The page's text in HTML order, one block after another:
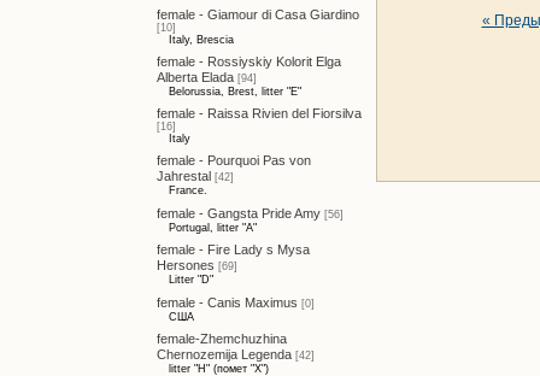
female - Giamour di Casa Giardino
[10]
Italy, Brescia
female - Rossiyskiy Kolorit Elga
Alberta Elada [94]
Belorussia, Brest, litter "E"
female - Raissa Rivien del Fiorsilva
[16]
Italy
female - Pourquoi Pas von
Jahrestal [42]
France.
female - Gangsta Pride Amy [56]
Portugal, litter "A"
female - Fire Lady s Mysa
Hersones [69]
Litter "D"
female - Canis Maximus [0]
США
female-Zhemchuzhina
Chernozemija Legenda [42]
litter "H" (помет "Х")
«